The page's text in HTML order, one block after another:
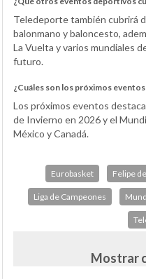
Teledeporte también cubrirá
balonmano y baloncesto,
La Vuelta y varios mundiales
futuro.
¿Cuáles son los próximos
Los próximos eventos
de Invierno en 2026 y el
México y Canadá.
Eurobasket Felipe
Liga de Campeones
Mostrar